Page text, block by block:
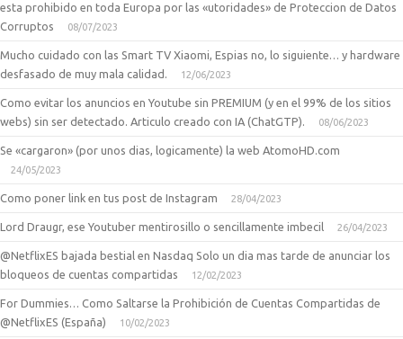
esta prohibido en toda Europa por las «utoridades» de Proteccion de Datos
Corruptos
08/07/2023
Mucho cuidado con las Smart TV Xiaomi, Espias no, lo siguiente… y hardware
desfasado de muy mala calidad.
12/06/2023
Como evitar los anuncios en Youtube sin PREMIUM (y en el 99% de los sitios
webs) sin ser detectado. Articulo creado con IA (ChatGTP).
08/06/2023
Se «cargaron» (por unos dias, logicamente) la web AtomoHD.com
24/05/2023
Como poner link en tus post de Instagram 28/04/2023
Lord Draugr, ese Youtuber mentirosillo o sencillamente imbecil 26/04/2023
@NetflixES bajada bestial en Nasdaq Solo un dia mas tarde de anunciar los
bloqueos de cuentas compartidas
12/02/2023
For Dummies… Como Saltarse la Prohibición de Cuentas Compartidas de
@NetflixES (España)
10/02/2023